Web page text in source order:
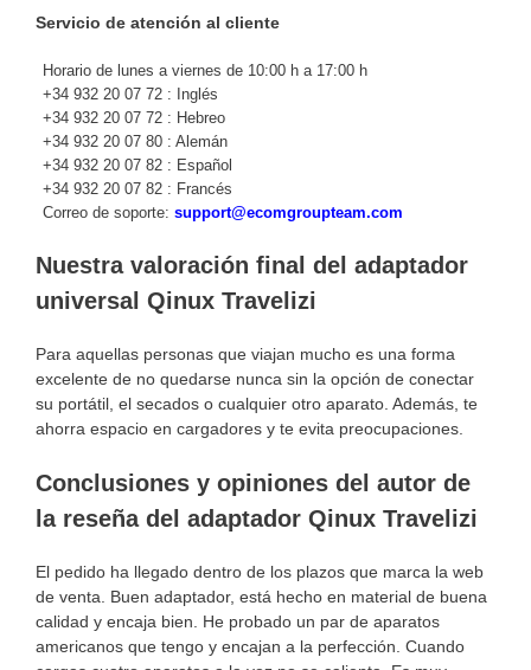
Servicio de atención al cliente
Horario de lunes a viernes de 10:00 h a 17:00 h
+34 932 20 07 72 : Inglés
+34 932 20 07 72 : Hebreo
+34 932 20 07 80 : Alemán
+34 932 20 07 82 : Español
+34 932 20 07 82 : Francés
Correo de soporte: support@ecomgroupteam.com
Nuestra valoración final del adaptador
universal Qinux Travelizi
Para aquellas personas que viajan mucho es una forma
excelente de no quedarse nunca sin la opción de conectar
su portátil, el secados o cualquier otro aparato. Además, te
ahorra espacio en cargadores y te evita preocupaciones.
Conclusiones y opiniones del autor de
la reseña del adaptador Qinux Travelizi
El pedido ha llegado dentro de los plazos que marca la web
de venta. Buen adaptador, está hecho en material de buena
calidad y encaja bien. He probado un par de aparatos
americanos que tengo y encajan a la perfección. Cuando